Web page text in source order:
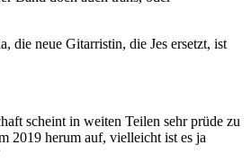
die neue Gitarristin, die Jes ersetzt, ist
scheint in weiten Teilen sehr prüde zu
2019 herum auf, vielleicht ist es ja